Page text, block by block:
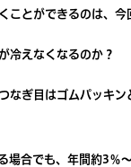
ことができるのは、今
冷えなくなるのか？
なぎ目はゴムパッキ
場合でも、年間約3％